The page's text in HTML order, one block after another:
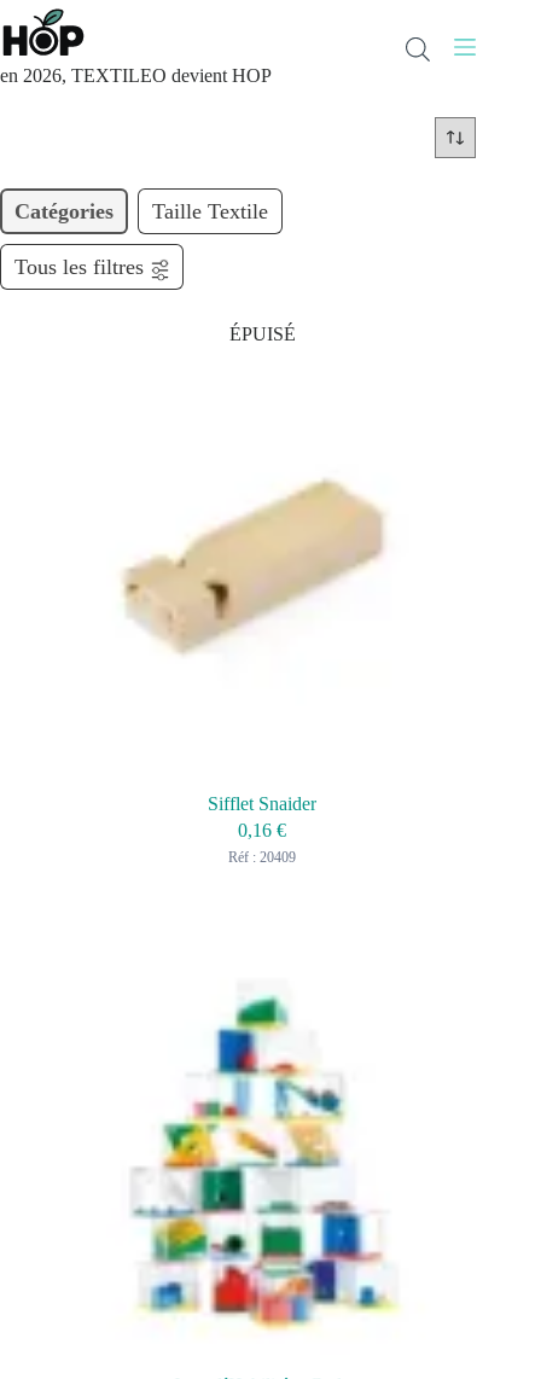
Passer
au
contenu
en 2026, TEXTILEO devient HOP
Catégories Taille Textile
Tous les filtres
ÉPUISÉ
Sifflet Snaider
0,16€
Réf : 20409